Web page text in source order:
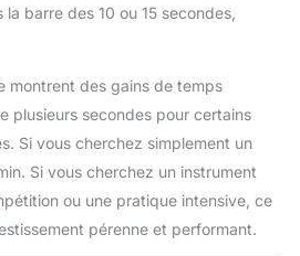
barre des 10 ou 15 secondes,
montrent des gains de temps
plusieurs secondes pour certains
Si vous cherchez simplement un
Si vous cherchez un instrument
ou une pratique intensive, ce
pérenne et performant.